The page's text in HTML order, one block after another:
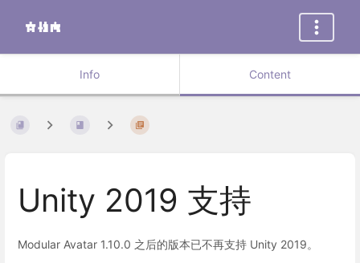
Info Content
Unity 2019 支持
Modular Avatar 1.10.0 之后的版本已不再支持 Unity 2019。